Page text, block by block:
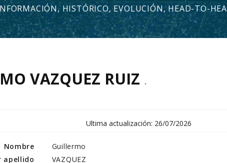
HISTÓRICO, EVOLUCIÓN, HEAD-TO-
VAZQUEZ RUIZ .
Ultima actualización: 26/07/2026
Nombre
apellido
Guillermo
VAZQUEZ